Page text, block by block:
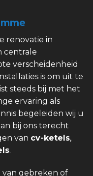
renovatie in
centrale
verscheidenheid
is om uit te
steeds bij met het
ervaring als
begeleiden wij u
bij ons terecht
van cv-ketels,
.
gebreken of